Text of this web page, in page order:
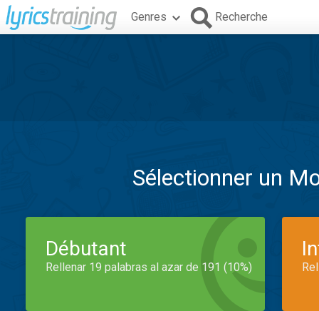
Genres Recherche
Sélectionner un
Débutant
Rellenar 19 palabras al azar de 191 (10%)